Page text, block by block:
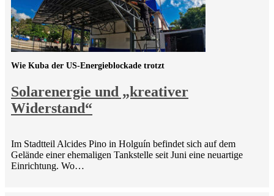
Solarenergie und „kreativer
Widerstand“
Wie Kuba der US-Energieblockade trotzt
Im Stadtteil Alcides Pino in Holguín befindet sich auf dem
Gelände einer ehemaligen Tankstelle seit Juni eine neuartige
Einrichtung. Wo…